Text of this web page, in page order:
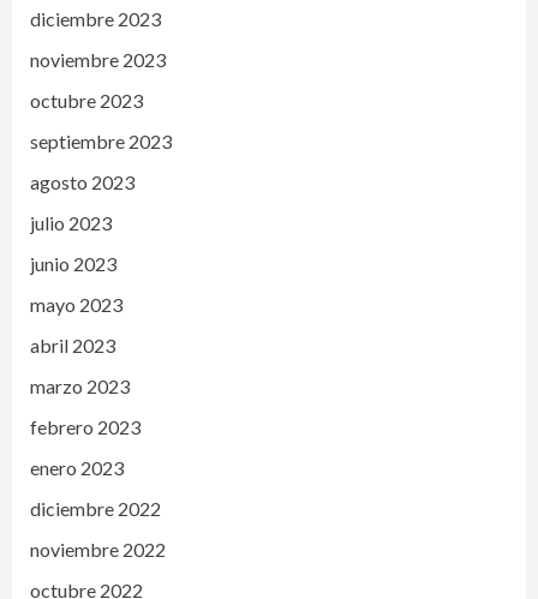
diciembre 2023
noviembre 2023
octubre 2023
septiembre 2023
agosto 2023
julio 2023
junio 2023
mayo 2023
abril 2023
marzo 2023
febrero 2023
enero 2023
diciembre 2022
noviembre 2022
octubre 2022